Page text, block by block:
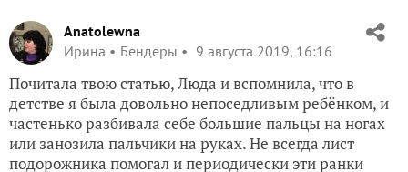
Anatolewna
Ирина
Бендеры 9 августа 2019, 16:16
Почитала твою статью, Люда и вспомнила, что в
детстве я была довольно непоседливым ребёнком, и
частенько разбивала себе большие пальцы на ногах
или занозила пальчики на руках. Не всегда лист
подорожника помогал и периодически эти ранки